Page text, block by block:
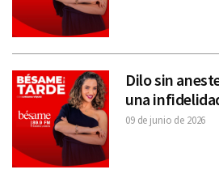
Dilo sin
una
09 de junio de 2026